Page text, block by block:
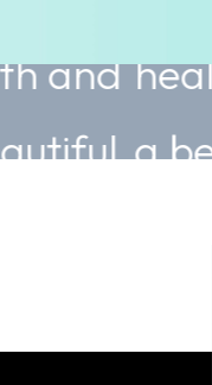
health
a beautiful